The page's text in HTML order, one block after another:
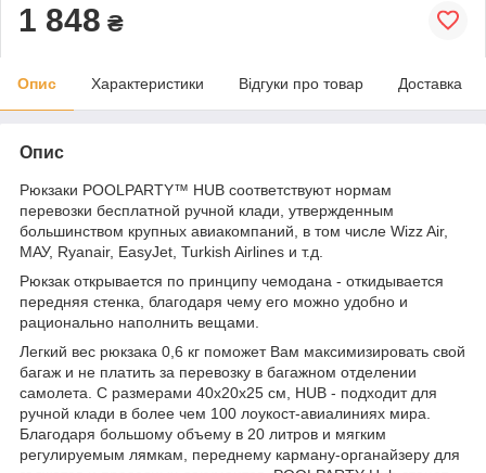
1 848 ₴
Опис Характеристики Відгуки про товар Доставка
Опис
Рюкзаки POOLPARTY™ HUB соответствуют нормам
перевозки бесплатной ручной клади, утвержденным
большинством крупных авиакомпаний, в том числе Wizz Air,
MАУ, Ryanair, EasyJet, Turkish Airlines и т.д.
Рюкзак открывается по принципу чемодана - откидывается
передняя стенка, благодаря чему его можно удобно и
рационально наполнить вещами.
Легкий вес рюкзака 0,6 кг поможет Вам максимизировать свой
багаж и не платить за перевозку в багажном отделении
самолета. С размерами 40х20х25 см, HUB - подходит для
ручной клади в более чем 100 лоукост-авиалиниях мира.
Благодаря большому объему в 20 литров и мягким
регулируемым лямкам, переднему карману-органайзеру для